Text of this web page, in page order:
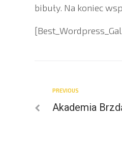
bibuły. Na koniec
PREVIOUS
Akademia